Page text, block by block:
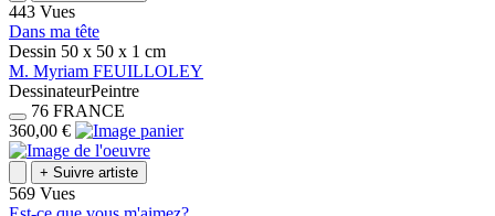
443 Vues
Dans ma tête
Dessin 50 x 50 x 1 cm
M. Myriam FEUILLOLEY
DessinateurPeintre
76 FRANCE
360,00 €
+ Suivre artiste
569 Vues